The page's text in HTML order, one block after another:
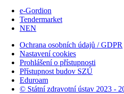
e-Gordion
Tendermarket
NEN
Ochrana osobních údajů / GDPR
Nastavení cookies
Prohlášení o přístupnosti
Přístupnost budov SZÚ
Eduroam
© Státní zdravotní ústav 2023 -